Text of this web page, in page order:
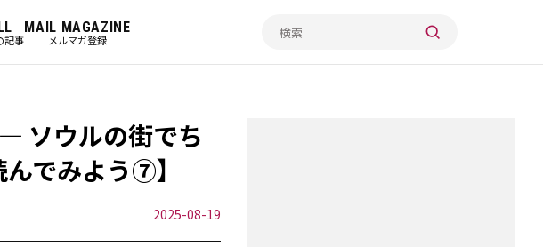
記事
MAIL MAGAZINE
メルマガ登録
ソウルの街でち
でみよう⑦】
2025-08-19